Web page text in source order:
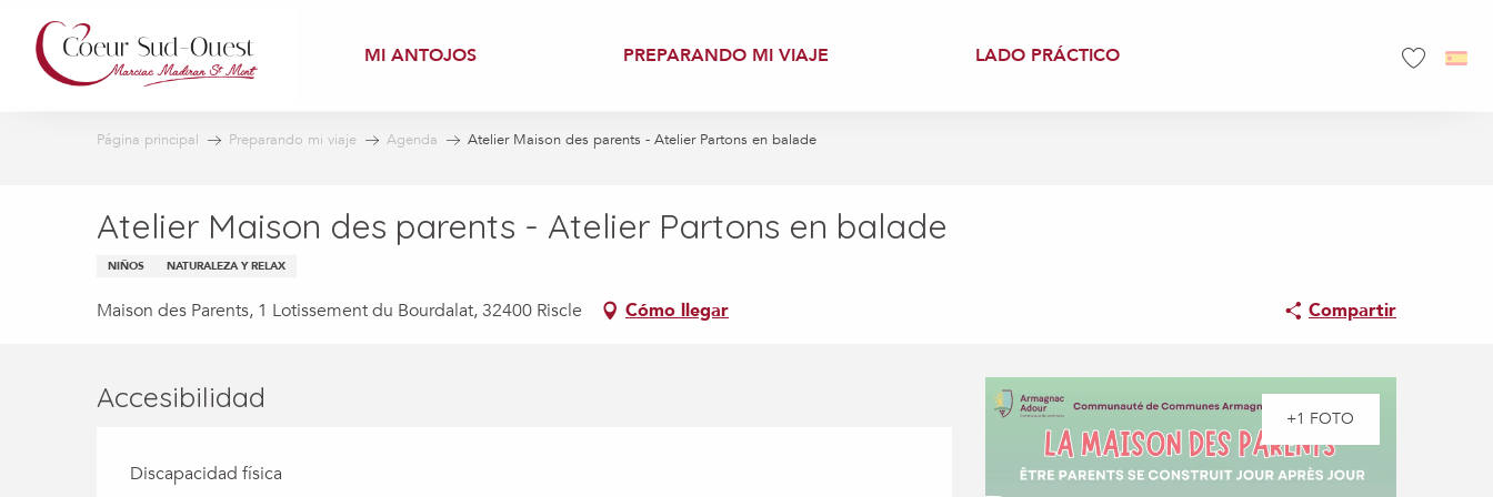
contenu
principal
MI ANTOJOS PREPARANDO MI VIAJE LADO PRÁCTICO
Página principal Preparando mi viaje Agenda Atelier Maison des parents - Atelier Partons en balade
Atelier Maison des parents - Atelier Partons en balade
NIÑOS NATURALEZA Y RELAX
Maison des Parents, 1 Lotissement du Bourdalat, 32400 Riscle Cómo llegar Compartir
+1 FOTO
Accesibilidad
Discapacidad física